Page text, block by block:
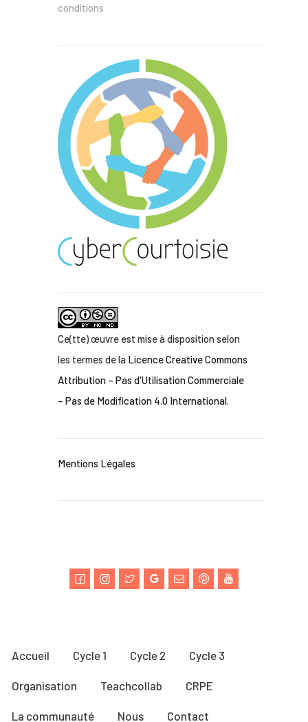
conditions
Ce(tte) œuvre est mise à disposition selon
les termes de la Licence Creative Commons
Attribution – Pas d'Utilisation Commerciale
– Pas de Modification 4.0 International.
Mentions Légales
Accueil Cycle 1 Cycle 2 Cycle 3
Organisation Teachcollab CRPE
La communauté Nous Contact